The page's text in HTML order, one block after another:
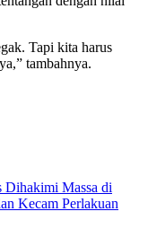
Tapi kita harus
tambahnya.
Dihakimi Massa di
Kecam Perlakuan